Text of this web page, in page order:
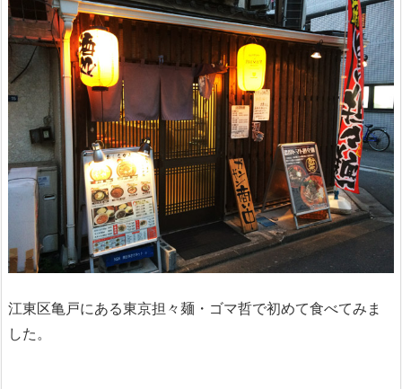
江東区亀戸にある東京担々麺・ゴマ哲で初めて食べてみま
した。